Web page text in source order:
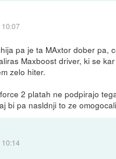
10:07
pa je ta MAxtor dober pa,
Maxboost driver, ki se
zelo hiter.
2 platah ne podpirajo
bi pa nasldnji to ze
10:14